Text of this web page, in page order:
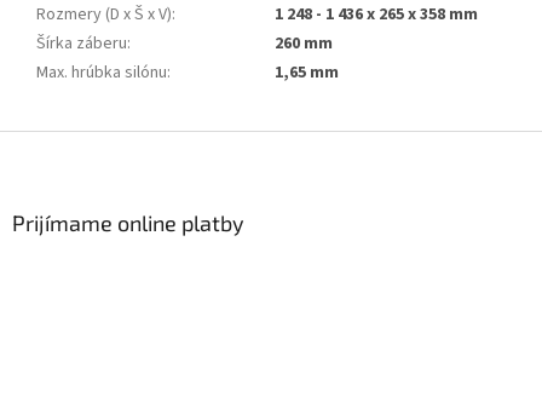
Rozmery (D x Š x V):
1 248 - 1 436 x 265 x 358 mm
Šírka záberu:
260 mm
Max. hrúbka silónu: 1,65 mm
Prijímame online platby